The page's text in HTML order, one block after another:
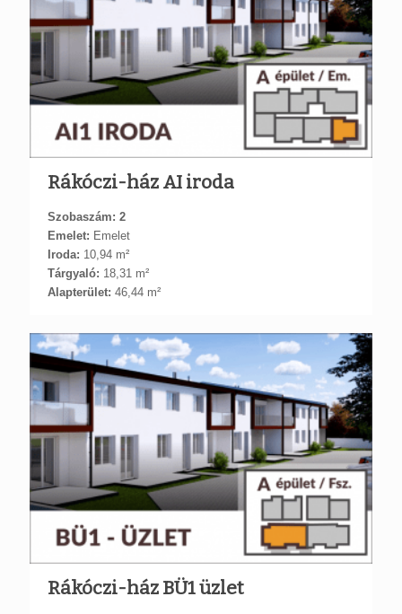
Rákóczi-ház AI iroda
Szobaszám: 2
Emelet: Emelet
Iroda: 10,94 m²
Tárgyaló: 18,31 m²
Alapterület: 46,44 m²
Rákóczi-ház BÜ1 üzlet